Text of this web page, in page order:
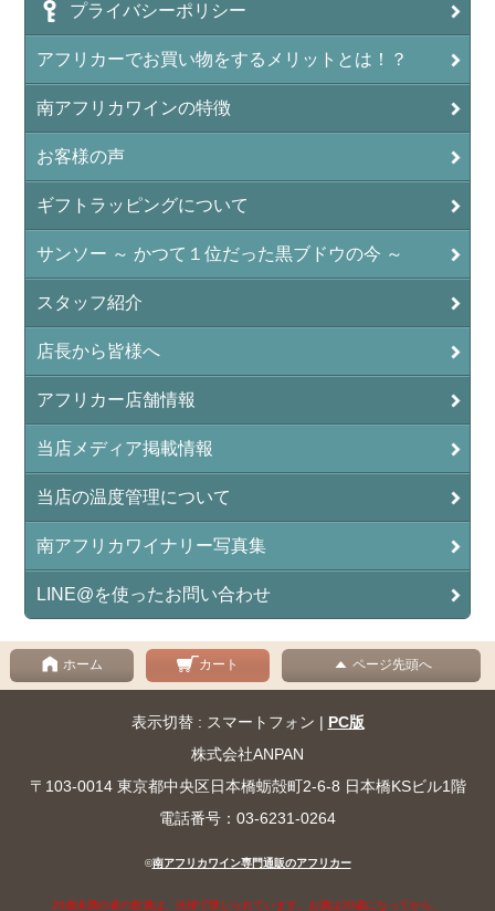
プライバシーポリシー
アフリカーでお買い物をするメリットとは！？
南アフリカワインの特徴
お客様の声
ギフトラッピングについて
サンソー ～ かつて１位だった黒ブドウの今 ～
スタッフ紹介
店長から皆様へ
アフリカー店舗情報
当店メディア掲載情報
当店の温度管理について
南アフリカワイナリー写真集
LINE@を使ったお問い合わせ
ホーム カート ページ先頭へ
表示切替 : スマートフォン | PC版
株式会社ANPAN
〒103-0014 東京都中央区日本橋蛎殻町2-6-8 日本橋KSビル1階
電話番号：03-6231-0264
©南アフリカワイン専門通販のアフリカー
20歳未満の者の飲酒は、法律で禁じられています。お酒は20歳になってから。